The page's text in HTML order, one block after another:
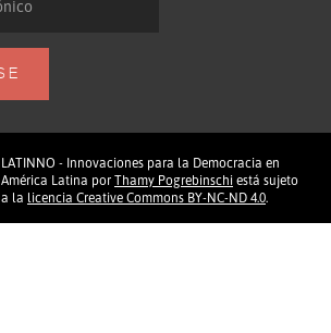
LATINNO - Innovaciones para la Democracia en
América Latina por Thamy Pogrebinschi está sujeto
a la licencia Creative Commons BY-NC-ND 4.0.